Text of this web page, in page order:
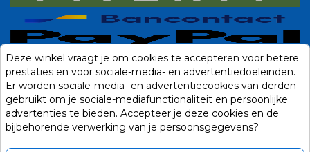
Deze winkel vraagt je om cookies te accepteren voor betere
prestaties en voor sociale-media- en advertentiedoeleinden.
Er worden sociale-media- en advertentiecookies van derden
gebruikt om je sociale-mediafunctionaliteit en persoonlijke
advertenties te bieden. Accepteer je deze cookies en de
bijbehorende verwerking van je persoonsgegevens?